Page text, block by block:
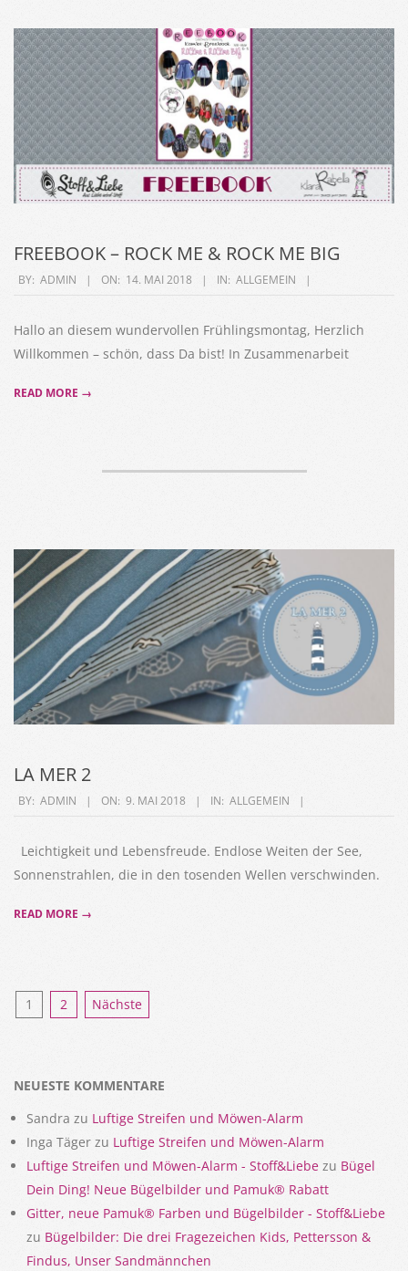
FREEBOOK – ROCK ME & ROCK ME BIG
2018-
14
BY: ADMIN ON: 14. MAI 2018 IN: ALLGEMEIN
Hallo an diesem wundervollen Frühlingsmontag, Herzlich
Willkommen – schön, dass Da bist! In Zusammenarbeit
READ MORE →
LA MER 2
2018-
09
BY: ADMIN ON: 9. MAI 2018 IN: ALLGEMEIN
Leichtigkeit und Lebensfreude. Endlose Weiten der See,
Sonnenstrahlen, die in den tosenden Wellen verschwinden.
READ MORE →
Seitennummerierung
1 2 Nächste
NEUESTE KOMMENTARE
Sandra zu Luftige Streifen und Möwen-Alarm
Inga Täger zu Luftige Streifen und Möwen-Alarm
Luftige Streifen und Möwen-Alarm - Stoff&Liebe zu Bügel
Dein Ding! Neue Bügelbilder und Pamuk® Rabatt
Gitter, neue Pamuk® Farben und Bügelbilder - Stoff&Liebe
zu Bügelbilder: Die drei Fragezeichen Kids, Pettersson &
Findus, Unser Sandmännchen